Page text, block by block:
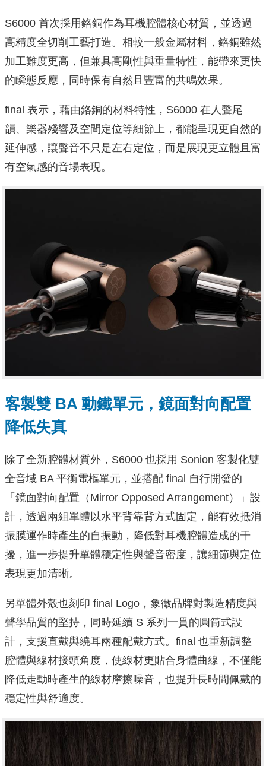
S6000 首次採用鉻銅作為耳機腔體核心材質，並透過
高精度全切削工藝打造。相較一般金屬材料，鉻銅雖然
加工難度更高，但兼具高剛性與重量特性，能帶來更快
的瞬態反應，同時保有自然且豐富的共鳴效果。
final 表示，藉由鉻銅的材料特性，S6000 在人聲尾
韻、樂器殘響及空間定位等細節上，都能呈現更自然的
延伸感，讓聲音不只是左右定位，而是展現更立體且富
有空氣感的音場表現。
客製雙 BA 動鐵單元，鏡面對向配置
降低失真
除了全新腔體材質外，S6000 也採用 Sonion 客製化雙
全音域 BA 平衡電樞單元，並搭配 final 自行開發的
「鏡面對向配置（Mirror Opposed Arrangement）」設
計，透過兩組單體以水平背靠背方式固定，能有效抵消
振膜運作時產生的自振動，降低對耳機腔體造成的干
擾，進一步提升單體穩定性與聲音密度，讓細節與定位
表現更加清晰。
另單體外殼也刻印 final Logo，象徵品牌對製造精度與
聲學品質的堅持，同時延續 S 系列一貫的圓筒式設
計，支援直戴與繞耳兩種配戴方式。final 也重新調整
腔體與線材接頭角度，使線材更貼合身體曲線，不僅能
降低走動時產生的線材摩擦噪音，也提升長時間佩戴的
穩定性與舒適度。